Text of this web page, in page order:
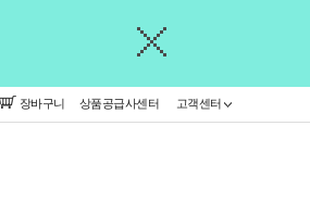
장바구니 상품공급사센터 고객센터